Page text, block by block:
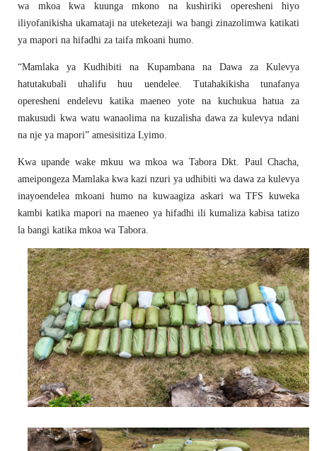
wa mkoa kwa kuunga mkono na kushiriki operesheni hiyo
iliyofanikisha ukamataji na uteketezaji wa bangi zinazolimwa katikati
ya mapori na hifadhi za taifa mkoani humo.
“Mamlaka ya Kudhibiti na Kupambana na Dawa za Kulevya
hatutakubali uhalifu huu uendelee. Tutahakikisha tunafanya
operesheni endelevu katika maeneo yote na kuchukua hatua za
makusudi kwa watu wanaolima na kuzalisha dawa za kulevya ndani
na nje ya mapori” amesisitiza Lyimo.
Kwa upande wake mkuu wa mkoa wa Tabora Dkt. Paul Chacha,
ameipongeza Mamlaka kwa kazi nzuri ya udhibiti wa dawa za kulevya
inayoendelea mkoani humo na kuwaagiza askari wa TFS kuweka
kambi katika mapori na maeneo ya hifadhi ili kumaliza kabisa tatizo
la bangi katika mkoa wa Tabora.